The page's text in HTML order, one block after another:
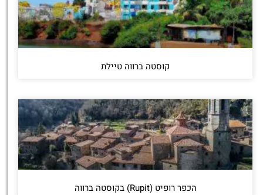
קוסטה ברווה טיילת
הכפר רופיט (Rupit) בקוסטה ברווה